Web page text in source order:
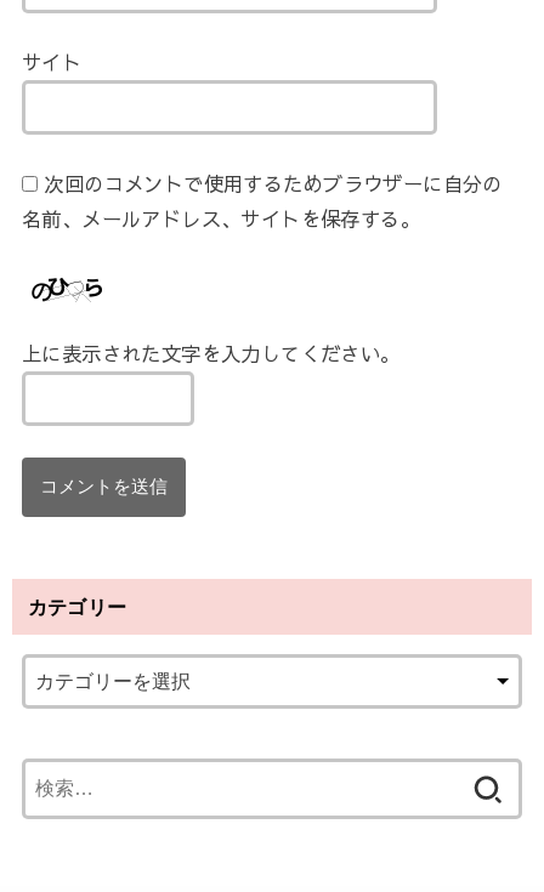
サイト
次回のコメントで使用するためブラウザーに自分の
名前、メールアドレス、サイトを保存する。
上に表示された文字を入力してください。
カテゴリー
索